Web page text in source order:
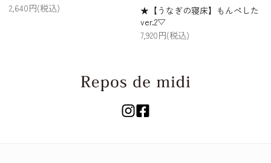
2,640円(税込)
★【うなぎの寝床】もんぺした
ver.2▽
7,920円(税込)